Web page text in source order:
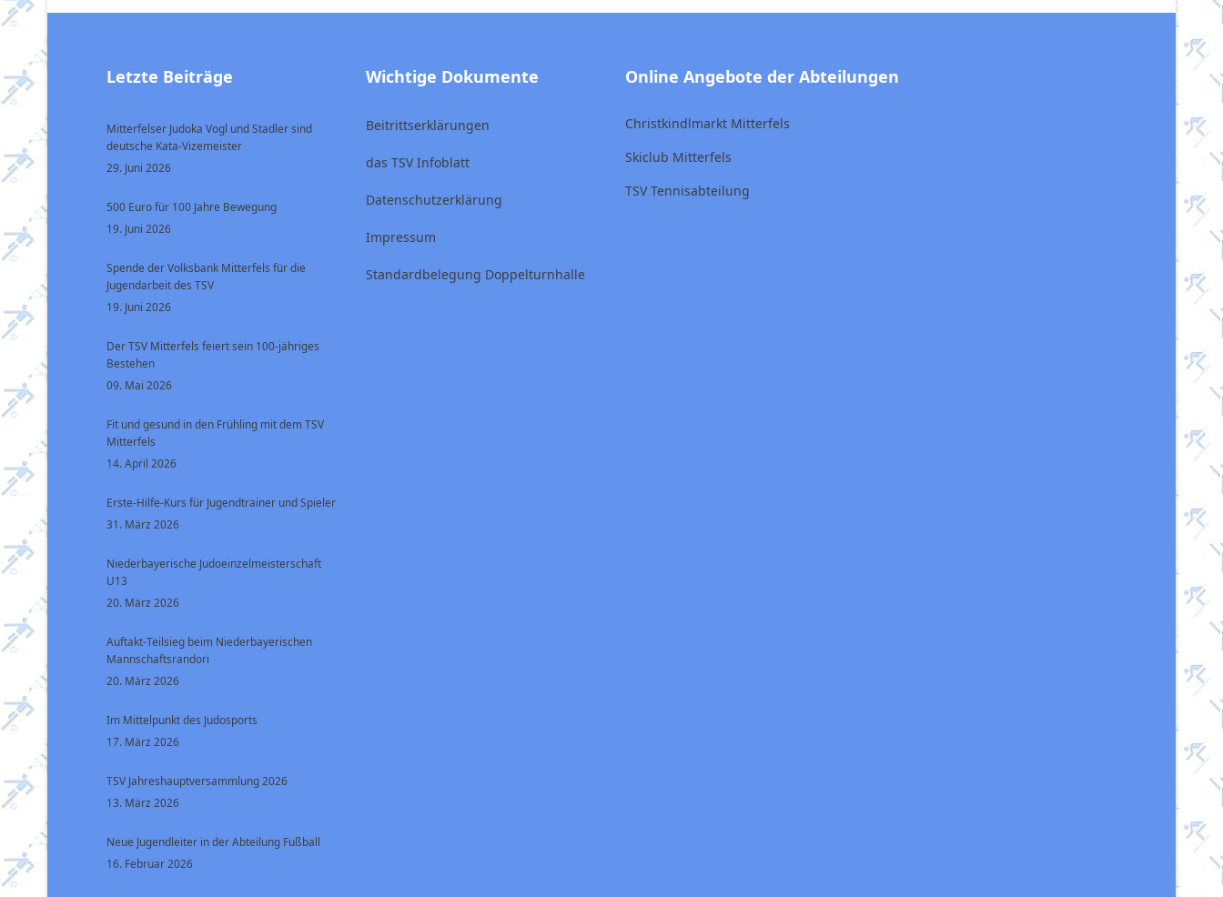
Letzte Beiträge
Mitterfelser Judoka Vogl und Stadler sind
deutsche Kata-Vizemeister
29. Juni 2026
500 Euro für 100 Jahre Bewegung
19. Juni 2026
Spende der Volksbank Mitterfels für die
Jugendarbeit des TSV
19. Juni 2026
Der TSV Mitterfels feiert sein 100-jähriges
Bestehen
09. Mai 2026
Fit und gesund in den Frühling mit dem TSV
Mitterfels
14. April 2026
Erste-Hilfe-Kurs für Jugendtrainer und Spieler
31. März 2026
Niederbayerische Judoeinzelmeisterschaft
U13
20. März 2026
Auftakt-Teilsieg beim Niederbayerischen
Mannschaftsrandori
20. März 2026
Im Mittelpunkt des Judosports
17. März 2026
TSV Jahreshauptversammlung 2026
13. März 2026
Neue Jugendleiter in der Abteilung Fußball
16. Februar 2026
Wichtige Dokumente
Beitrittserklärungen
das TSV Infoblatt
Datenschutzerklärung
Impressum
Standardbelegung Doppelturnhalle
Online Angebote der Abteilungen
Christkindlmarkt Mitterfels
Skiclub Mitterfels
TSV Tennisabteilung